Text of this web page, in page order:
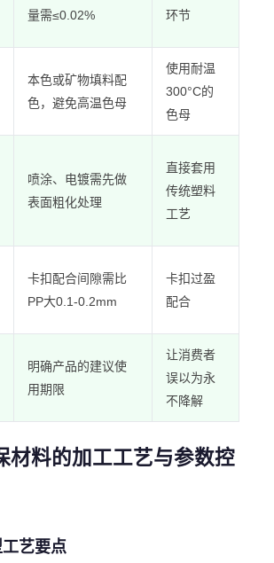
量需≤0.02%
环节
本色或矿物填料配
色，避免高温色母
使用耐温
300°C的
色母
喷涂、电镀需先做
表面粗化处理
直接套用
传统塑料
工艺
卡扣配合间隙需比
PP大0.1-0.2mm
卡扣过盈
配合
明确产品的建议使
用期限
让消费者
误以为永
不降解
材料的加工工艺与参数控
艺要点